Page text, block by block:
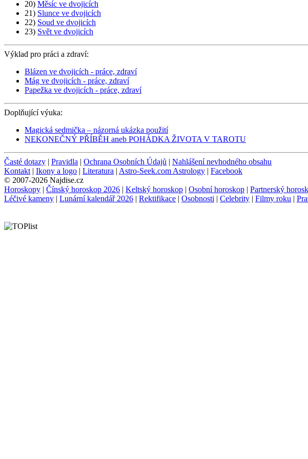
20) Měsíc ve dvojicích
21) Slunce ve dvojicích
22) Soud ve dvojicích
23) Svět ve dvojicích
Výklad pro práci a zdraví:
Blázen ve dvojicích - práce, zdraví
Mág ve dvojicích - práce, zdraví
Papežka ve dvojicích - práce, zdraví
Doplňující výuka:
Magická sedmička – názorná ukázka použití
NEKONEČNÝ PŘÍBĚH aneb POHÁDKA ŽIVOTA V TAROTU
Časté dotazy | Pravidla | Ochrana Osobních Údajů | Nahlášení nevhodného obsahu
Kontakt | Ikony a logo | Literatura | Astro-Seek.com Astrology | Facebook
© 2007-2026 Najdise.cz
Horoskopy | Čínský horoskop 2026 | Keltský horoskop | Osobní horoskop | Partnerský
Léčivé kameny | Lunární kalendář 2026 | Rektifikace | Osobnosti | Celebrity | Filmy roku |